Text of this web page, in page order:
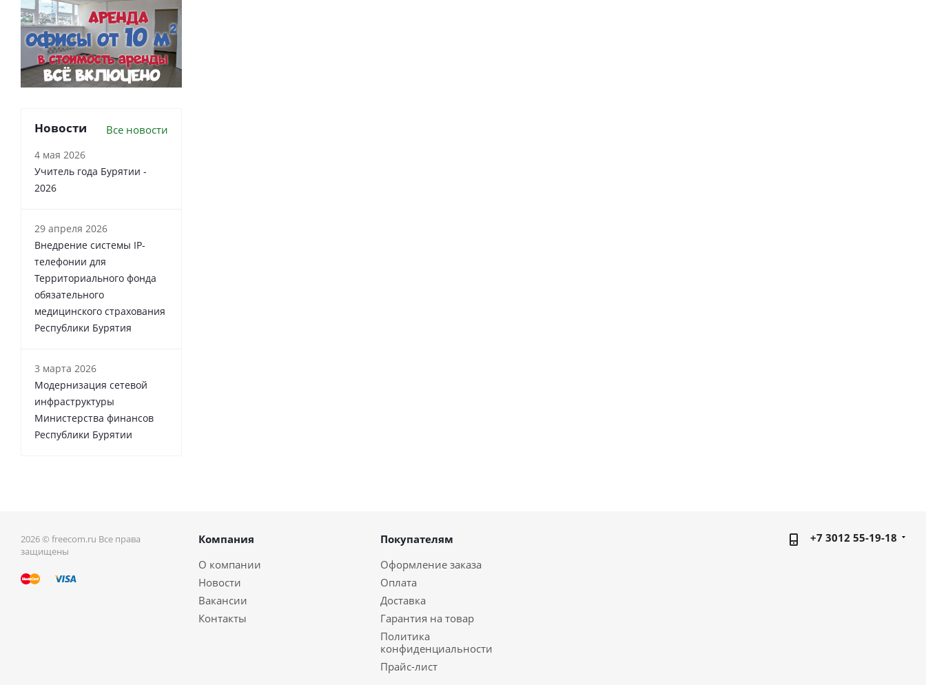
Новости Все новости
4 мая 2026
Учитель года Бурятии -
2026
29 апреля 2026
Внедрение системы IP-
телефонии для
Территориального фонда
обязательного
медицинского страхования
Республики Бурятия
3 марта 2026
Модернизация сетевой
инфраструктуры
Министерства финансов
Республики Бурятии
2026 © freecom.ru Все права
защищены
Компания
О компании
Новости
Вакансии
Контакты
Покупателям
Оформление заказа
Оплата
Доставка
Гарантия на товар
Политика
конфиденциальности
Прайс-лист
+7 3012 55-19-18